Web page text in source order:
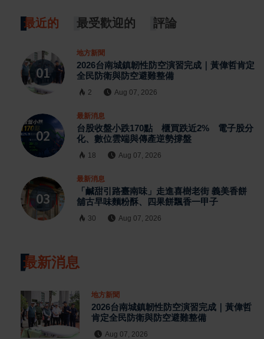
最近的 最受歡迎的 評論
地方新聞
2026台南城鎮韌性防空演習完成｜黃偉哲肯定
全民防衛與防空避難整備
2 Aug 07, 2026
最新消息
台股收盤小跌170點 櫃買跌近2% 電子股分
化、數位雲端與傳產逆勢撐盤
18 Aug 07, 2026
最新消息
「鹹甜引路臺南味」走進喜樹老街 義美香餅
舖古早味麵粉酥、四果餅飄香一甲子
30 Aug 07, 2026
最新消息
地方新聞
2026台南城鎮韌性防空演習完成｜黃偉哲
肯定全民防衛與防空避難整備
Aug 07, 2026